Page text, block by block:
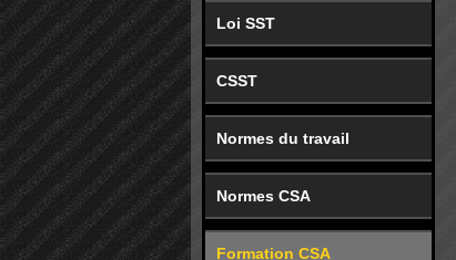
Loi SST
CSST
Normes du travail
Normes CSA
Formation CSA